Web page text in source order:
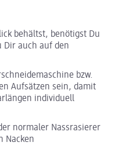
behältst, benötigst Du
Dir auch auf den
bzw.
Aufsätzen sein, damit
individuell
normaler Nassrasierer
Nacken